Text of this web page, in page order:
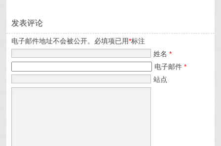
发表评论
电子邮件地址不会被公开。必填项已用*标注
姓名*
电子邮件*
站点